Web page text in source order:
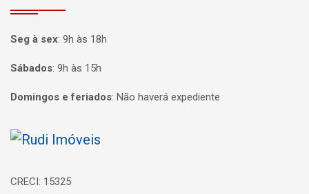
Seg à sex: 9h às 18h
Sábados: 9h às 15h
Domingos e feriados: Não haverá expediente
Página inicial
CRECI: 15325